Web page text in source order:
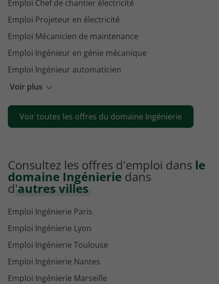
Voir plus
Emploi Chef de chantier électricité
Emploi Projeteur en électricité
Emploi Mécanicien de maintenance
Emploi Ingénieur en génie mécanique
Emploi Ingénieur automaticien
Emploi Technicien électricien
Emploi Dessinateur projeteur mécanique
Emploi Technicien courant faible
Voir toutes les offres du domaine Ingénierie
Consultez les offres d'emploi dans le
domaine Ingénierie dans
d'autres villes
Emploi Ingénierie Paris
Emploi Ingénierie Lyon
Emploi Ingénierie Toulouse
Emploi Ingénierie Nantes
Emploi Ingénierie Marseille